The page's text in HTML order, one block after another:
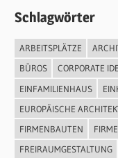
Schlagwörter
ARBEITSPLÄTZE
BÜROS
CORPORATE
EINFAMILIENHAUS
EUROPÄISCHE
FIRMENBAUTEN
FREIRAUMGESTALTUNG